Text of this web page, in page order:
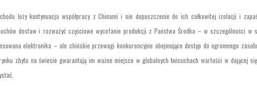
leży kontynuacja współpracy z Chinami i nie dopuszczenie do ich całkowitej izolacji i
dostaw i rozważyć częściowe wycofanie produkcji z Państwa Środka – w szczególności
elektronika – ale chińskie przewagi konkurencyjne obejmujące dostęp do ogromnego
zbytu na świecie gwarantują im ważne miejsce w globalnych łańcuchach wartości w dającej